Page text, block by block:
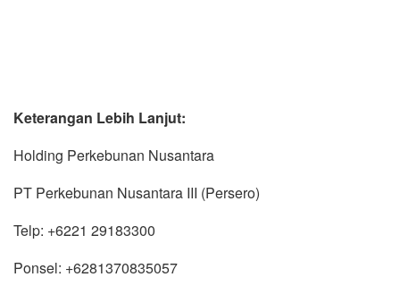
Keterangan Lebih Lanjut:
Holding Perkebunan Nusantara
PT Perkebunan Nusantara III (Persero)
Telp: +6221 29183300
Ponsel: +6281370835057